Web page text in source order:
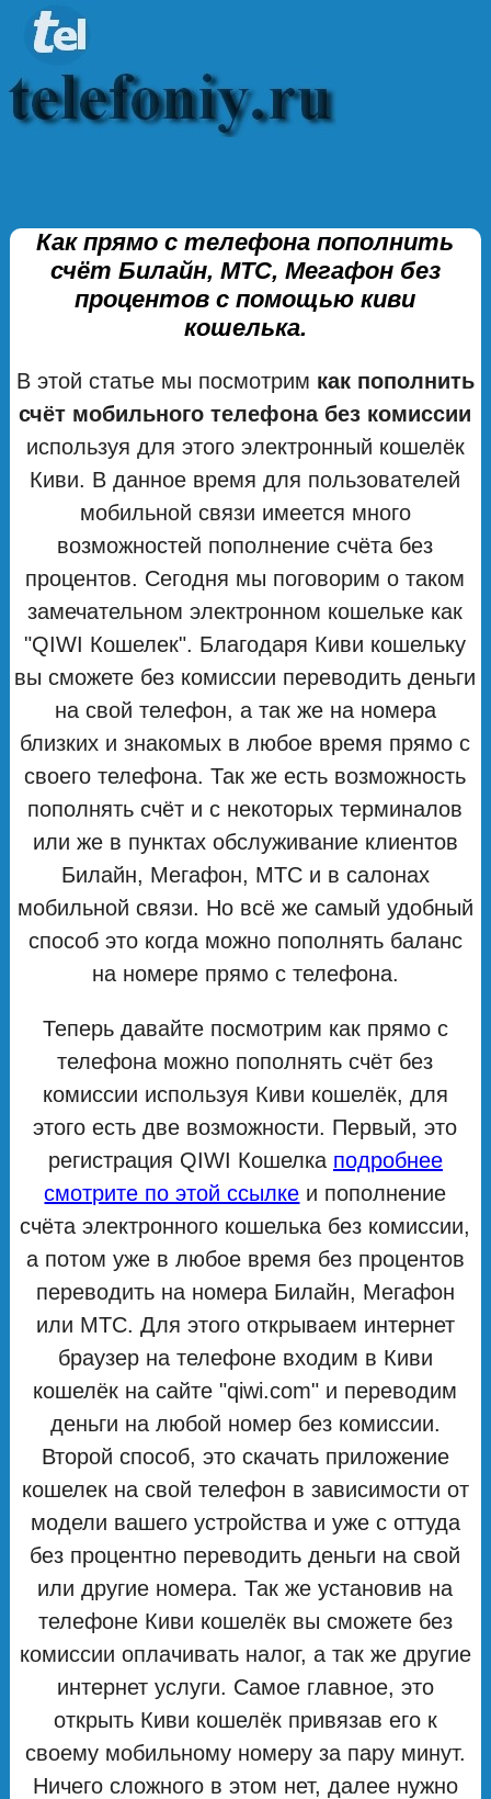
Как прямо с телефона пополнить
счёт Билайн, МТС, Мегафон без
процентов с помощью киви
кошелька.
В этой статье мы посмотрим как пополнить
счёт мобильного телефона без комиссии
используя для этого электронный кошелёк
Киви. В данное время для пользователей
мобильной связи имеется много
возможностей пополнение счёта без
процентов. Сегодня мы поговорим о таком
замечательном электронном кошельке как
"QIWI Кошелек". Благодаря Киви кошельку
вы сможете без комиссии переводить деньги
на свой телефон, а так же на номера
близких и знакомых в любое время прямо с
своего телефона. Так же есть возможность
пополнять счёт и с некоторых терминалов
или же в пунктах обслуживание клиентов
Билайн, Мегафон, МТС и в салонах
мобильной связи. Но всё же самый удобный
способ это когда можно пополнять баланс
на номере прямо с телефона.
Теперь давайте посмотрим как прямо с
телефона можно пополнять счёт без
комиссии используя Киви кошелёк, для
этого есть две возможности. Первый, это
регистрация QIWI Кошелка подробнее
смотрите по этой ссылке и пополнение
счёта электронного кошелька без комиссии,
а потом уже в любое время без процентов
переводить на номера Билайн, Мегафон
или МТС. Для этого открываем интернет
браузер на телефоне входим в Киви
кошелёк на сайте "qiwi.com" и переводим
деньги на любой номер без комиссии.
Второй способ, это скачать приложение
кошелек на свой телефон в зависимости от
модели вашего устройства и уже с оттуда
без процентно переводить деньги на свой
или другие номера. Так же установив на
телефоне Киви кошелёк вы сможете без
комиссии оплачивать налог, а так же другие
интернет услуги. Самое главное, это
открыть Киви кошелёк привязав его к
своему мобильному номеру за пару минут.
Ничего сложного в этом нет, далее нужно